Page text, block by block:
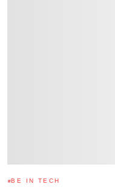
BE IN TECH